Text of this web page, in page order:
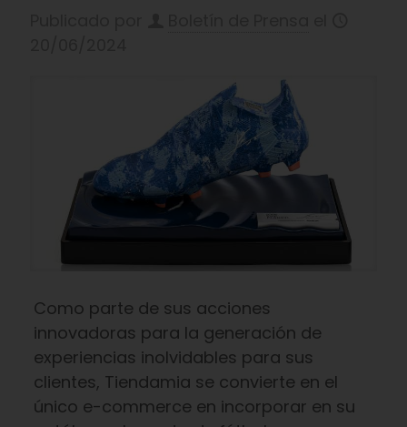
Como parte de sus acciones
innovadoras para la generación de
experiencias inolvidables para sus
clientes, Tiendamia se convierte en el
único e-commerce en incorporar en su